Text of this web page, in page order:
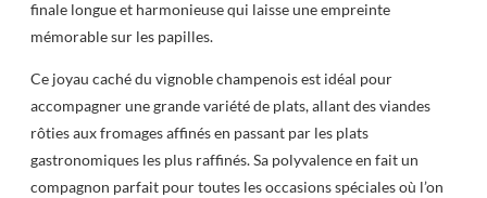
finale longue et harmonieuse qui laisse une empreinte
mémorable sur les papilles.
Ce joyau caché du vignoble champenois est idéal pour
accompagner une grande variété de plats, allant des viandes
rôties aux fromages affinés en passant par les plats
gastronomiques les plus raffinés. Sa polyvalence en fait un
compagnon parfait pour toutes les occasions spéciales où l’on